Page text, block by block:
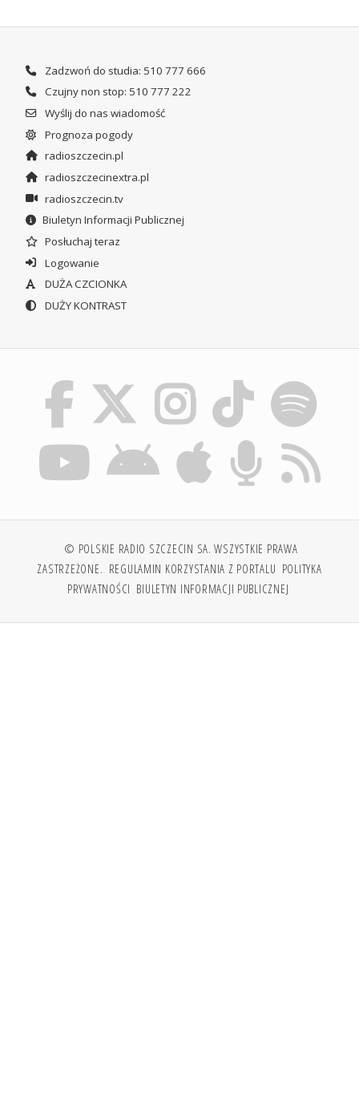
Zadzwoń do studia: 510 777 666
Czujny non stop: 510 777 222
Wyślij do nas wiadomość
Prognoza pogody
radioszczecin.pl
radioszczecinextra.pl
radioszczecin.tv
Biuletyn Informacji Publicznej
Posłuchaj teraz
Logowanie
DUŻA CZCIONKA
DUŻY KONTRAST
© POLSKIE RADIO SZCZECIN SA. WSZYSTKIE PRAWA
ZASTRZEŻONE. REGULAMIN KORZYSTANIA Z PORTALU POLITYKA
PRYWATNOŚCI BIULETYN INFORMACJI PUBLICZNEJ